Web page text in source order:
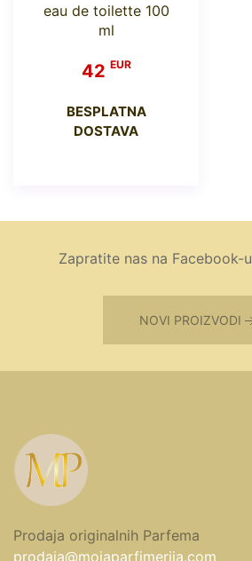
eau de toilette 100
ml
42 EUR
BESPLATNA
DOSTAVA
Zapratite nas na Facebook-u
NOVI PROIZVODI
Prodaja originalnih Parfema
prodaja@mojaparfimerija.com